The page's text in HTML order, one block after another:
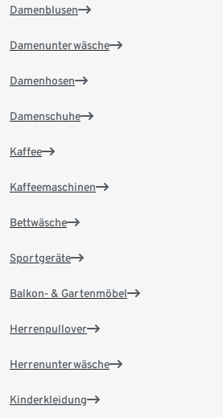
Damenblusen
Damenunterwäsche
Damenhosen
Damenschuhe
Kaffee
Kaffeemaschinen
Bettwäsche
Sportgeräte
Balkon- & Gartenmöbel
Herrenpullover
Herrenunterwäsche
Kinderkleidung